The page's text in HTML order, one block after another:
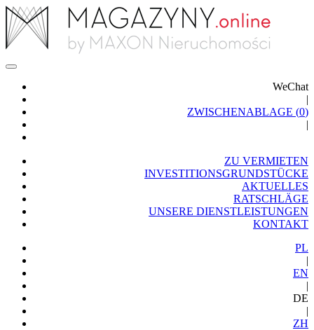
WeChat
|
ZWISCHENABLAGE (0)
|
ZU VERMIETEN
INVESTITIONSGRUNDSTÜCKE
AKTUELLES
RATSCHLÄGE
UNSERE DIENSTLEISTUNGEN
KONTAKT
PL
|
EN
|
DE
|
ZH